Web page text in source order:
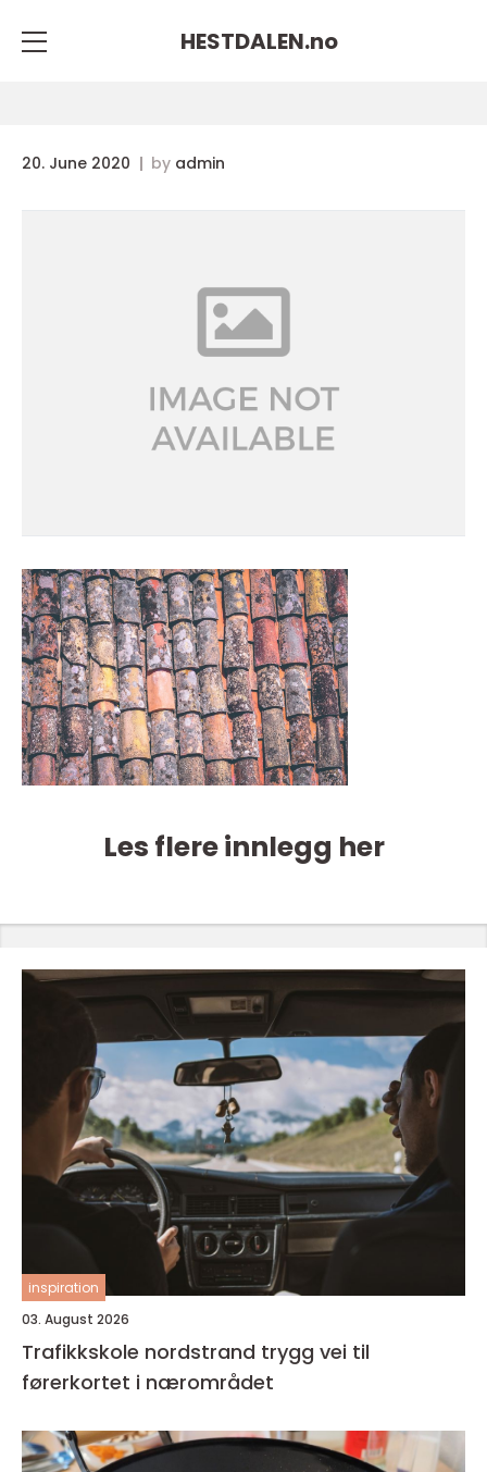
HESTDALEN.no
20. June 2020 by admin
Les flere innlegg her
inspiration
03. August 2026
Trafikkskole nordstrand trygg vei til
førerkortet i nærområdet